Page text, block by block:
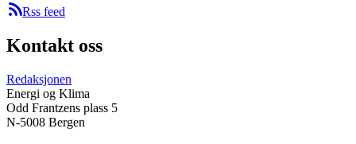
Rss feed
Kontakt oss
Redaksjonen
Energi og Klima
Odd Frantzens plass 5
N-5008 Bergen